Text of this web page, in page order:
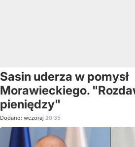
Sasin uderza w pomysł
Morawieckiego.
pieniędzy"
Dodano: wczoraj 20:35